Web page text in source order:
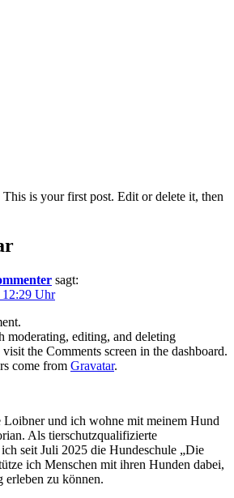
is your first post. Edit or delete it, then
sagt:
12:29 Uhr
moderating, editing, and deleting
visit the Comments screen in the dashboard.
come from Gravatar.
und ich wohne mit meinem Hund
Als tierschutzqualifizierte
seit Juli 2025 die Hundeschule „Die
ich Menschen mit ihren Hunden dabei,
erleben zu können.